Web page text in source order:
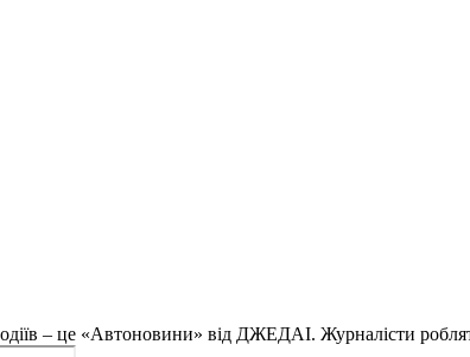
– це «Автоновини» від ДЖЕДАІ. Журналісти